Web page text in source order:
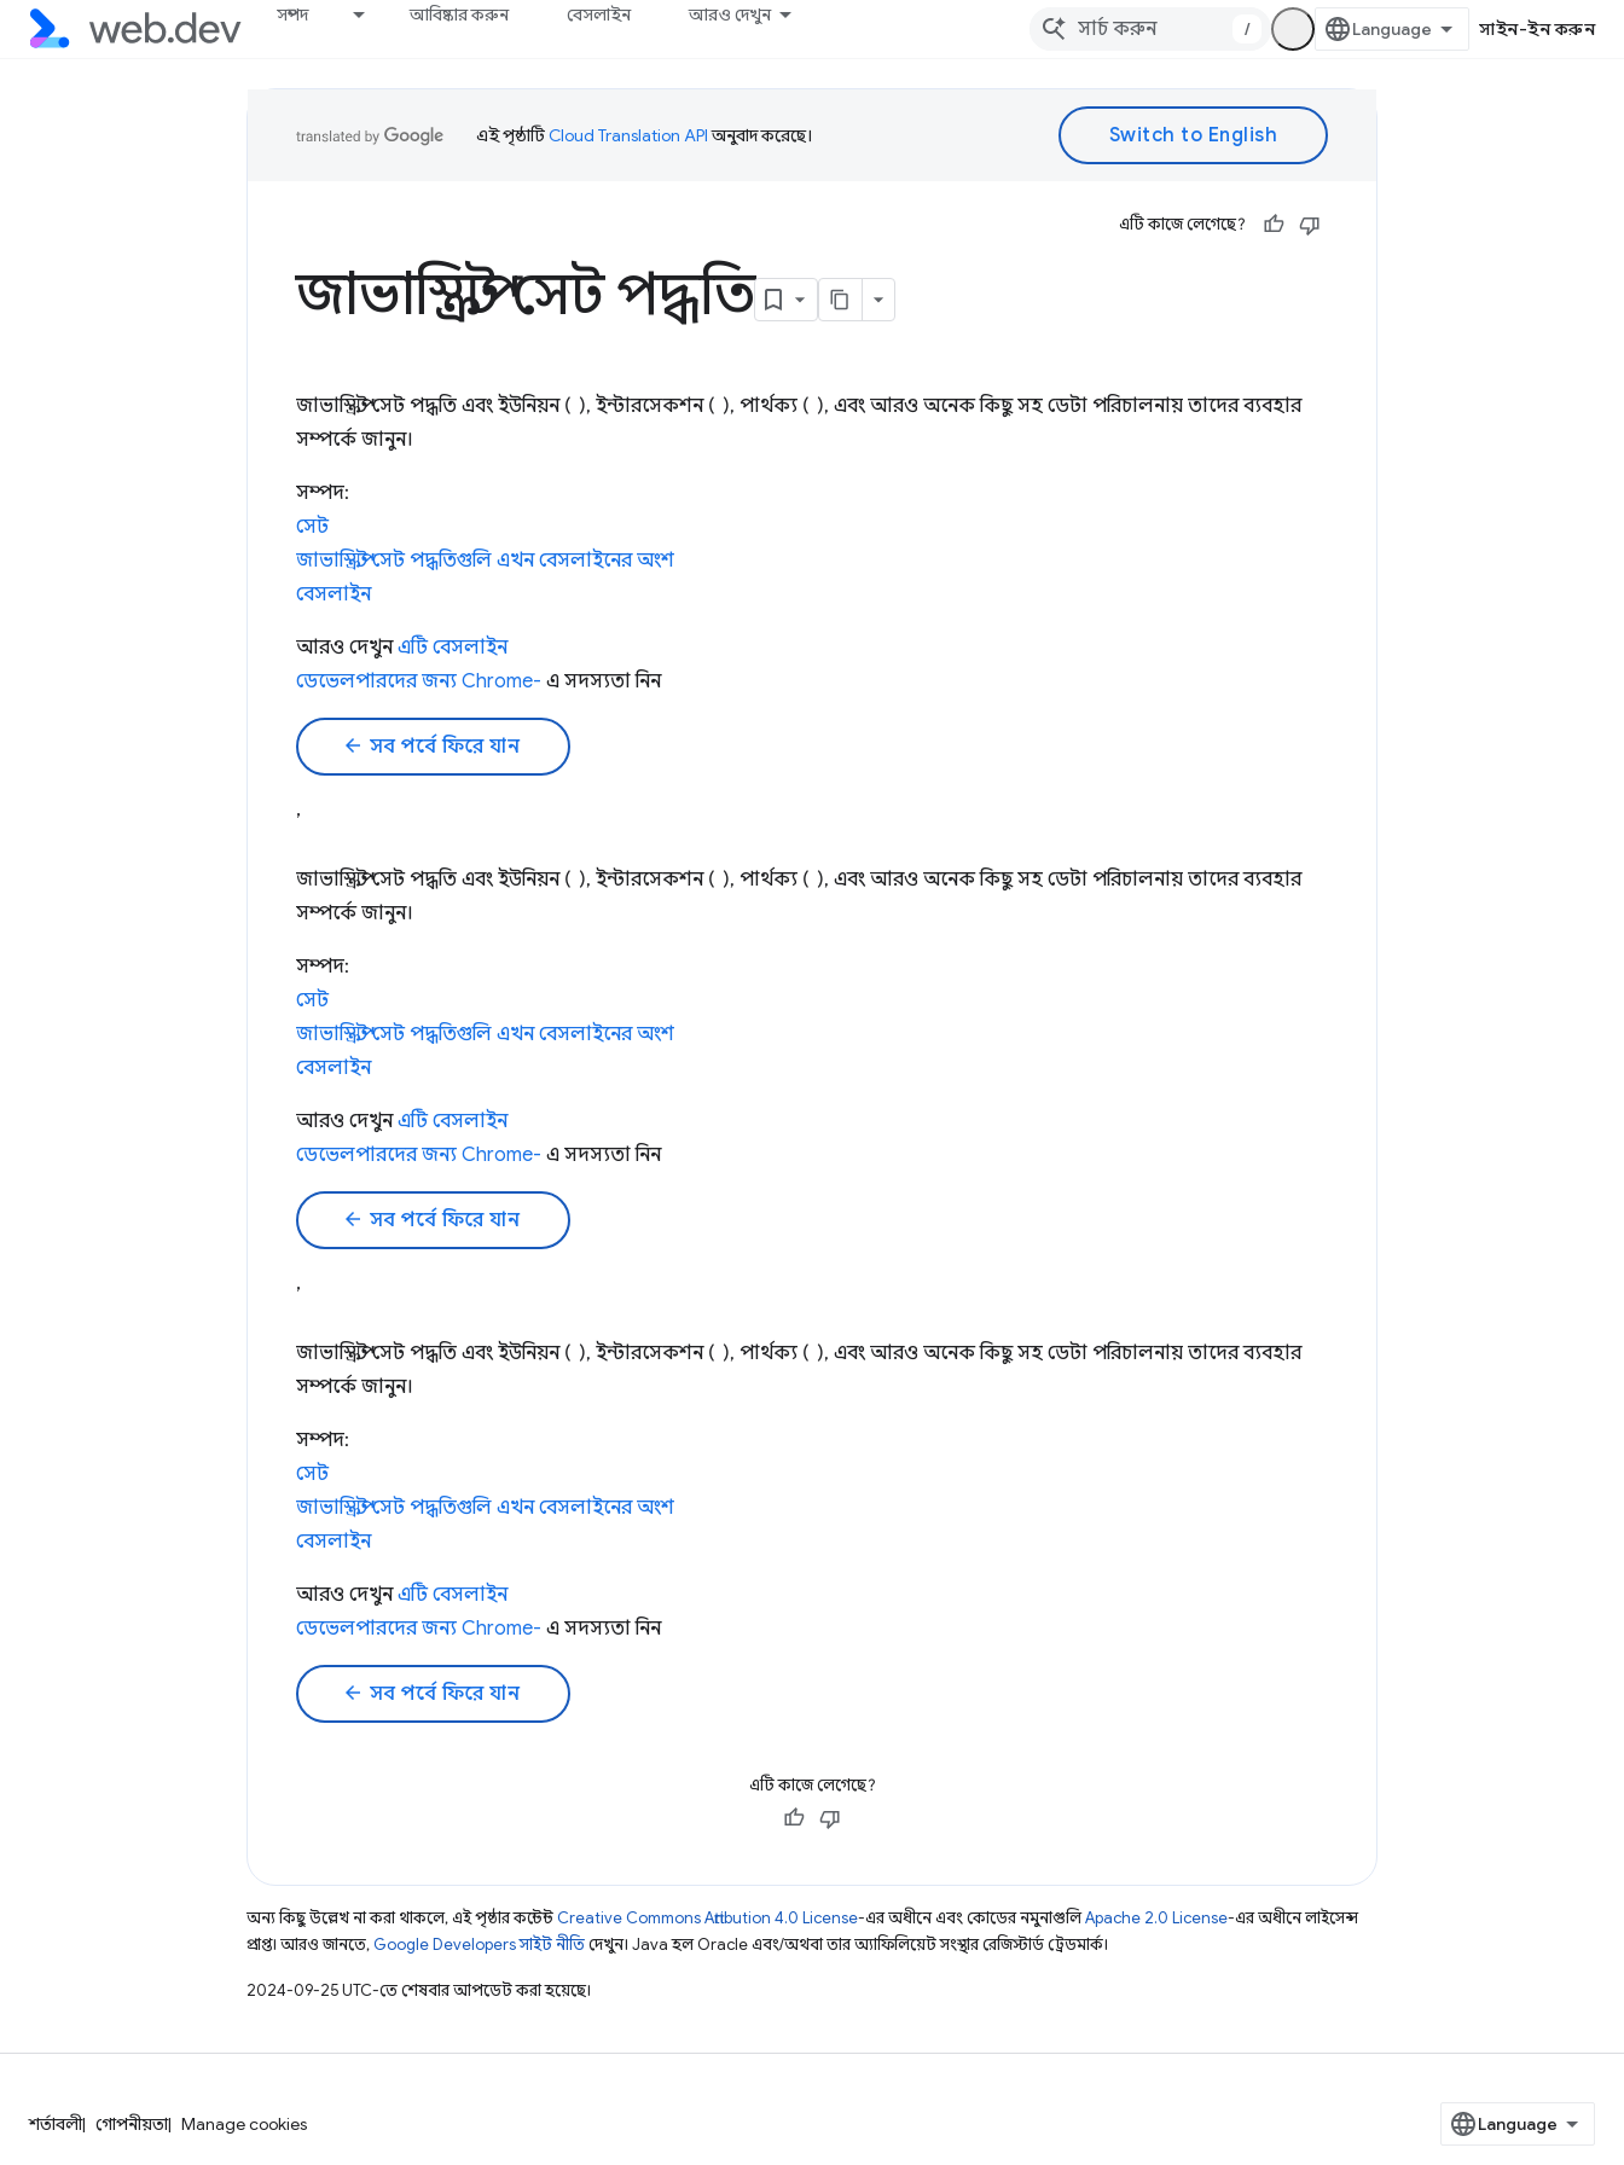
সম্পদ আবিষ্কার করুন বেসলাইন আরও দেখুন
/ সাইন-ইন করুন
এই পৃষ্ঠাটিCloud Translation APIঅনুবাদ করেছে।
এটি কাজে লেগেছে?
জাভাস্ক্রিপ্ট সেট পদ্ধতি
জাভাস্ক্রিপ্ট সেট পদ্ধতি এবং ইউনিয়ন ( ), ইন্টারসেকশন ( ), পার্থক্য ( ), এবং আরও অনেক কিছু সহ ডেটা পরিচালনায় তাদের ব্যবহার
সম্পর্কে জানুন।
সম্পদ:
সেট
জাভাস্ক্রিপ্ট সেট পদ্ধতিগুলি এখন বেসলাইনের অংশ
বেসলাইন
আরও দেখুনএটি বেসলাইন
ডেভেলপারদের জন্য Chrome- এ সদস্যতা নিন
arrow_back সব পর্বে ফিরে যান
,
জাভাস্ক্রিপ্ট সেট পদ্ধতি এবং ইউনিয়ন ( ), ইন্টারসেকশন ( ), পার্থক্য ( ), এবং আরও অনেক কিছু সহ ডেটা পরিচালনায় তাদের ব্যবহার
সম্পর্কে জানুন।
সম্পদ:
সেট
জাভাস্ক্রিপ্ট সেট পদ্ধতিগুলি এখন বেসলাইনের অংশ
বেসলাইন
আরও দেখুনএটি বেসলাইন
ডেভেলপারদের জন্য Chrome- এ সদস্যতা নিন
arrow_back সব পর্বে ফিরে যান
,
জাভাস্ক্রিপ্ট সেট পদ্ধতি এবং ইউনিয়ন ( ), ইন্টারসেকশন ( ), পার্থক্য ( ), এবং আরও অনেক কিছু সহ ডেটা পরিচালনায় তাদের ব্যবহার
সম্পর্কে জানুন।
সম্পদ:
সেট
জাভাস্ক্রিপ্ট সেট পদ্ধতিগুলি এখন বেসলাইনের অংশ
বেসলাইন
আরও দেখুনএটি বেসলাইন
ডেভেলপারদের জন্য Chrome- এ সদস্যতা নিন
arrow_back সব পর্বে ফিরে যান
এটি কাজে লেগেছে?
অন্য কিছু উল্লেখ না করা থাকলে, এই পৃষ্ঠার কন্টেন্ট Creative Commons Attribution 4.0 License-এর অধীনে এবং কোডের নমুনাগুলিApache 2.0 License-এর অধীনে লাইসেন্স
প্রাপ্ত। আরও জানতে, Google Developers সাইট নীতিদেখুন। Java হল Oracle এবং/অথবা তার অ্যাফিলিয়েট সংস্থার রেজিস্টার্ড ট্রেডমার্ক।
2024-09-25 UTC-তে শেষবার আপডেট করা হয়েছে।
শর্তাবলী গোপনীয়তা Manage cookies